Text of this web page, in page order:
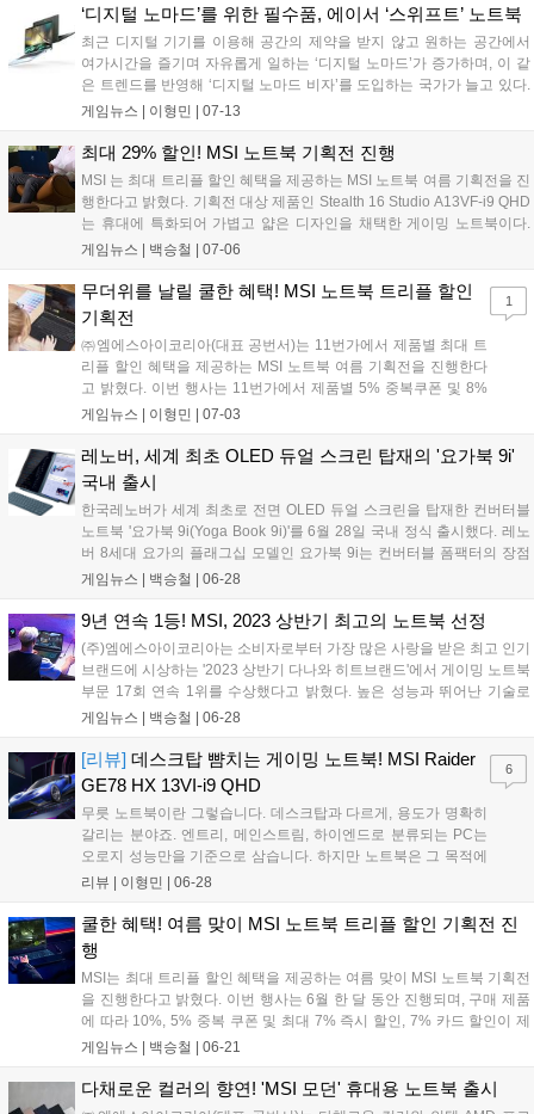
컨버...
‘디지털 노마드’를 위한 필수품, 에이서 ‘스위프트’ 노트북
최근 디지털 기기를 이용해 공간의 제약을 받지 않고 원하는 공간에서
여가시간을 즐기며 자유롭게 일하는 ‘디지털 노마드’가 증가하며, 이 같
은 트렌드를 반영해 ‘디지털 노마드 비자’를 도입하는 국가가 늘고 있다.
본격적인 휴가철을 맞아 디지털 노마드를 꿈꾼다면 메일링부터 사무작
비즈니스 노...
게임뉴스 | 이형민 | 07-13
최대 29% 할인! MSI 노트북 기획전 진행
MSI 는 최대 트리플 할인 혜택을 제공하는 MSI 노트북 여름 기획전을 진
행한다고 밝혔다. 기획전 대상 제품인 Stealth 16 Studio A13VF-i9 QHD
는 휴대에 특화되어 가볍고 얇은 디자인을 채택한 게이밍 노트북이다.
최대 인텔 코어 i9-13900H 및 엔비디아 스튜디오를 지원하는 RTX
하고 부드러운 화면을 구현한다....
게임뉴스 | 백승철 | 07-06
무더위를 날릴 쿨한 혜택! MSI 노트북 트리플 할인
기획전
㈜엠에스아이코리아(대표 공번서)는 11번가에서 제품별 최대 트
리플 할인 혜택을 제공하는 MSI 노트북 여름 기획전을 진행한다
고 밝혔다. 이번 행사는 11번가에서 제품별 5% 중복쿠폰 및 8%
즉시할인, 5% 카드할인 등 최대 트리플 할인 혜택을 제공한다. 여
여, 합리적인 가격에 고성능 노트...
게임뉴스 | 이형민 | 07-03
1
레노버, 세계 최초 OLED 듀얼 스크린 탑재의 '요가북 9i'
국내 출시
한국레노버가 세계 최초로 전면 OLED 듀얼 스크린을 탑재한 컨버터블
노트북 '요가북 9i(Yoga Book 9i)'를 6월 28일 국내 정식 출시했다. 레노
버 8세대 요가의 플래그십 모델인 요가북 9i는 컨버터블 폼팩터의 장점
을 극대화하는 '멀티모드+' 기능을 탑재해 멀티태스킹 생산성을 높인 제
사용자의 환경에 맞는 다양한 형태와 폴리오 스탠드, 키보드 및 디지털
에서 사용할 수 있다....
게임뉴스 | 백승철 | 06-28
9년 연속 1등! MSI, 2023 상반기 최고의 노트북 선정
(주)엠에스아이코리아는 소비자로부터 가장 많은 사랑을 받은 최고 인기
브랜드에 시상하는 '2023 상반기 다나와 히트브랜드'에서 게이밍 노트북
부문 17회 연속 1위를 수상했다고 밝혔다. 높은 성능과 뛰어난 기술로
많은 소비자들의 사랑을 받아온 MSI는 가격 비교 사이트 다나와에서 주
고객 상품만족도, 전문가 평가 등 종합 평가를 바탕으로 소비자에게 가
장 사랑받는 브랜드로 선정되었다....
게임뉴스 | 백승철 | 06-28
[리뷰] 데스크탑 뺨치는 게이밍 노트북! MSI Raider
GE78 HX 13VI-i9 QHD
무릇 노트북이란 그렇습니다. 데스크탑과 다르게, 용도가 명확히
갈리는 분야죠. 엔트리, 메인스트림, 하이엔드로 분류되는 PC는
오로지 성능만을 기준으로 삼습니다. 하지만 노트북은 그 목적에
맞게 휴대성을 강조하기 때문에 성능과 무게의 사이 타협선을 찾
아닙니다. 최상위 부품들을 여러개 넣으면,...
리뷰 | 이형민 | 06-28
6
쿨한 혜택! 여름 맞이 MSI 노트북 트리플 할인 기획전 진
행
MSI는 최대 트리플 할인 혜택을 제공하는 여름 맞이 MSI 노트북 기획전
을 진행한다고 밝혔다. 이번 행사는 6월 한 달 동안 진행되며, 구매 제품
에 따라 10%, 5% 중복 쿠폰 및 최대 7% 즉시 할인, 7% 카드 할인이 제
공된다. 제품별 백팩 및 마우스, 헤드셋 등을 기본 지원하며 합리적인 가
능하다. 자세한 사항은 각 상품 페이지를 통해 확인할 수 있다....
게임뉴스 | 백승철 | 06-21
다채로운 컬러의 향연! 'MSI 모던' 휴대용 노트북 출시